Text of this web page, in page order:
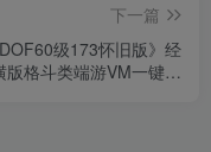
下一篇
DOF60级173怀旧版》经
版格斗类端游VM一键端